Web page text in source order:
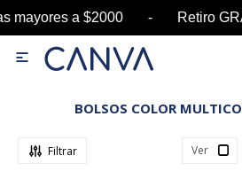
mayores a $2000 -

BOLSOS COLOR
Ver